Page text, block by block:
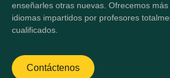
enseñarles otras nuevas. Ofrecemos
idiomas impartidos por profesores
cualificados.
Contáctenos